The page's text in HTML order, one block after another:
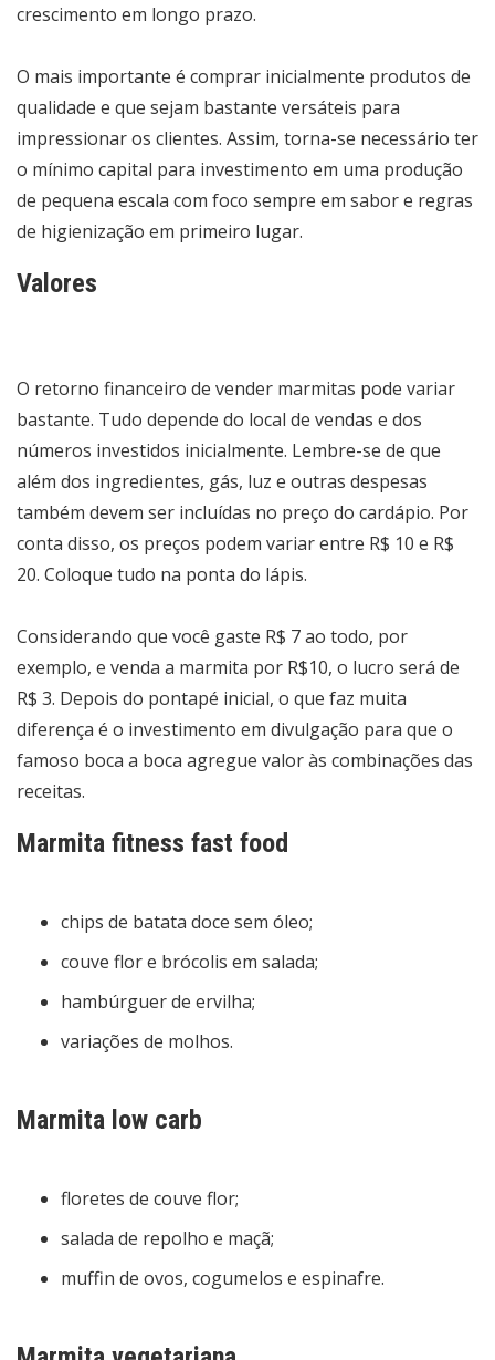
crescimento em longo prazo.
O mais importante é comprar inicialmente produtos de
qualidade e que sejam bastante versáteis para
impressionar os clientes. Assim, torna-se necessário ter
o mínimo capital para investimento em uma produção
de pequena escala com foco sempre em sabor e regras
de higienização em primeiro lugar.
Valores
O retorno financeiro de vender marmitas pode variar
bastante. Tudo depende do local de vendas e dos
números investidos inicialmente. Lembre-se de que
além dos ingredientes, gás, luz e outras despesas
também devem ser incluídas no preço do cardápio. Por
conta disso, os preços podem variar entre R$ 10 e R$
20. Coloque tudo na ponta do lápis.
Considerando que você gaste R$ 7 ao todo, por
exemplo, e venda a marmita por R$10, o lucro será de
R$ 3. Depois do pontapé inicial, o que faz muita
diferença é o investimento em divulgação para que o
famoso boca a boca agregue valor às combinações das
receitas.
Marmita fitness fast food
chips de batata doce sem óleo;
couve flor e brócolis em salada;
hambúrguer de ervilha;
variações de molhos.
Marmita low carb
floretes de couve flor;
salada de repolho e maçã;
muffin de ovos, cogumelos e espinafre.